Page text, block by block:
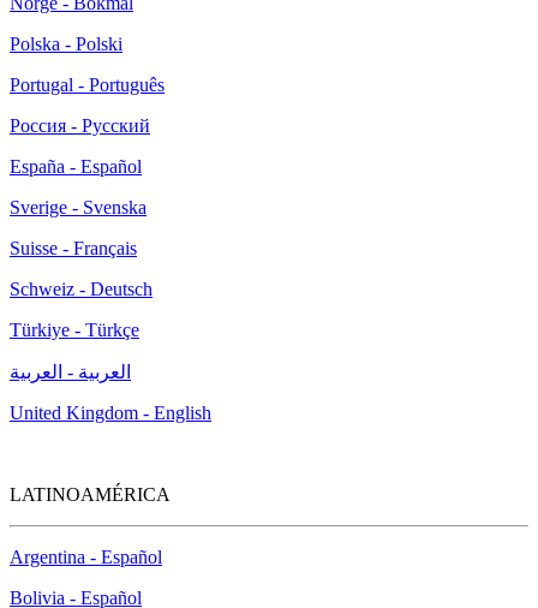
Polska - Polski
Portugal - Português
Россия - Русский
España - Español
Sverige - Svenska
Suisse - Français
Schweiz - Deutsch
Türkiye - Türkçe
العربية - العربية
United Kingdom - English
LATINOAMÉRICA
Argentina - Español
Bolivia - Español